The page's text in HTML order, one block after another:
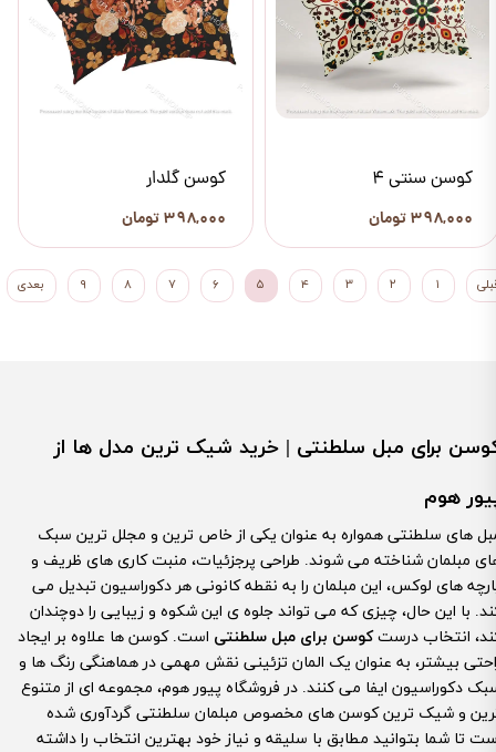
کوسن سنتی 4
۳۹۸,۰۰۰ تومان
کوسن گلدار
۳۹۸,۰۰۰ تومان
۱ ۲ ۳ ۴ ۵ ۶ ۷ ۸ ۹ بعدی
برای مبل سلطنتی | خرید شیک ترین مدل ها از
هوم
های سلطنتی همواره به عنوان یکی از خاص ترین و مجلل ترین سبک
مبلمان شناخته می شوند. طراحی پرجزئیات، منبت کاری های ظریف و
های لوکس، این مبلمان را به نقطه کانونی هر دکوراسیون تبدیل می
با این حال، چیزی که می تواند جلوه ی این شکوه و زیبایی را دوچندان
انتخاب درستکوسن برای مبل سلطنتی است. کوسن ها علاوه بر ایجاد
بیشتر، به عنوان یک المان تزئینی نقش مهمی در هماهنگی رنگ ها و
دکوراسیون ایفا می کنند. در فروشگاه پیور هوم، مجموعه ای از متنوع
و شیک ترین کوسن های مخصوص مبلمان سلطنتی گردآوری شده
تا شما بتوانید مطابق با سلیقه و نیاز خود بهترین انتخاب را داشته